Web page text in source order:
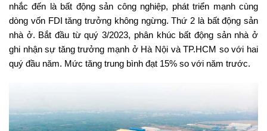
nhắc đến là bất động sản công nghiệp, phát triển mạnh cùng
dòng vốn FDI tăng trưởng không ngừng. Thứ 2 là bất động sản
nhà ở. Bắt đầu từ quý 3/2023, phân khúc bất động sản nhà ở
ghi nhận sự tăng trưởng mạnh ở Hà Nội và TP.HCM so với hai
quý đầu năm. Mức tăng trung bình đạt 15% so với năm trước.